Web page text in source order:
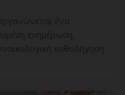
ένα
ενημέρωση,
καθοδήγηση